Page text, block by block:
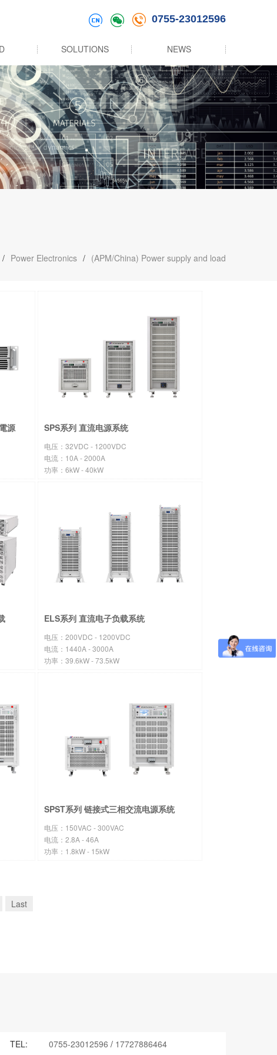
0755-23012596
SOLUTIONS NEWS
/ Power Electronics / (APM/China) Power supply and load
源 SPS系列 直流电源系统
电压：32VDC - 1200VDC
电流：10A - 2000A
功率：6kW - 40kW
ELS系列 直流电子负载系统
电压：200VDC - 1200VDC
电流：1440A - 3000A
功率：39.6kW - 73.5kW
SPST系列 链接式三相交流电源系统
电压：150VAC - 300VAC
电流：2.8A - 46A
功率：1.8kW - 15kW
Last
TEL: 0755-23012596 / 17727886464